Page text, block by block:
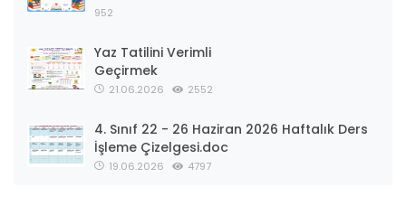
952
Yaz Tatilini Verimli
Geçirmek
21.06.2026 2552
4. Sınıf 22 - 26 Haziran 2026 Haftalık Ders
İşleme Çizelgesi.doc
19.06.2026 4797